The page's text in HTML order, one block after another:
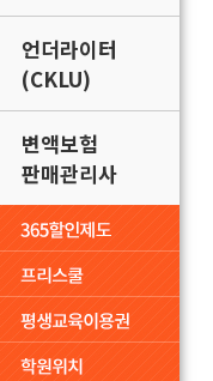
언더라이터
(CKLU)
변액보험
판매관리사